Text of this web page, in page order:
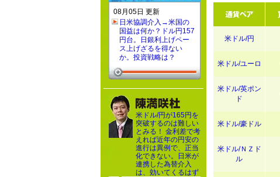
米ドル/円
米ドル/ユーロ
米ドル/英ポン
ド
米ドル/豪ドル
米ドル/ＮＺド
ル
08月05日 更新
日米協調介入→米国の
国益は何か？ドル円157
円台。日銀利上げペー
ス上げざるを得ない
か。投資戦略は？
米ドル/円が165円を
突破するのは難しい
とみる！ 金利差で考
えれば近年の円安の
進行は異例で、正当
化できない。日米が
連携した為替介入
は、効いてくるはず